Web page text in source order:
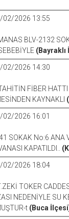
02/2026 13:55
BLV-2132
(Bayraklı
02/2026 14:30
FİBER
KAYNAKLI
2026 16:01
SOKAK No:6 ANA
KAPATILDI..
02/2026 18:04
TOKER
NEDENİYLE SU
t (Buca